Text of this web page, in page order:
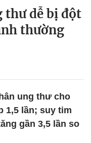
thư dễ bị đột
thường
ung thư cho
1,5 lần; suy tim
gần 3,5 lần so